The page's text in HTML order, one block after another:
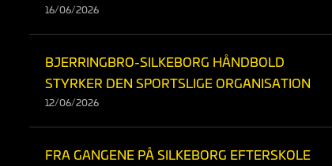
16/06/2026
BJERRINGBRO-SILKEBORG HÅNDBOLD
STYRKER DEN SPORTSLIGE ORGANISATION
12/06/2026
FRA GANGENE PÅ SILKEBORG EFTERSKOLE